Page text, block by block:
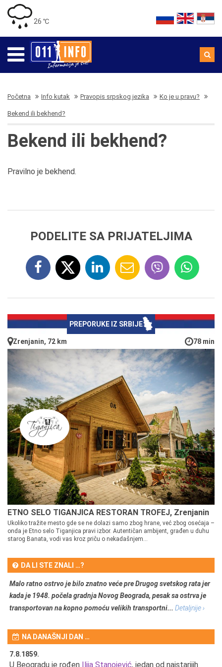
26 ℃
Početna Info kutak Pravopis srpskog jezika Ko je u pravu?
Bekend ili bekhend?
Bekend ili bekhend?
Pravilno je bekhend.
PODELITE SA PRIJATELJIMA
PREPORUKE IZ SRBIJE
Zrenjanin, 72 km 78 min
ETNO SELO TIGANJICA RESTORAN TROFEJ, Zrenjanin
Ukoliko tražite mesto gde se ne dolazi samo zbog hrane, već zbog osećaja –
onda je Etno selo Tiganjica pravi izbor. Autentičan ambijent, građen u duhu
starog Banata, vodi vas kroz priču o nekadašnjem...
DA LI STE ZNALI …?
Malo ratno ostrvo je bilo znatno veće pre Drugog svetskog rata jer
kada je 1948. počela gradnja Novog Beograda, pesak sa ostrva je
transportovan na kopno pomoću velikih transportni... Detaljnije ›
NA DANAŠNJI DAN …
7.8.1859.
U Beogradu je rođen Ilija Stanojević, jedan od najstarijih